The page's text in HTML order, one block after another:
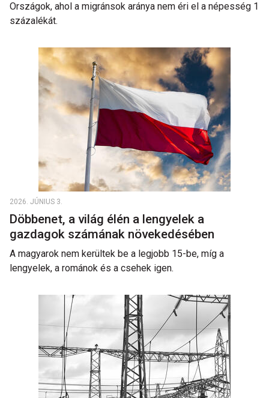
Országok, ahol a migránsok aránya nem éri el a népesség 1
százalékát.
2026. JÚNIUS 3.
Döbbenet, a világ élén a lengyelek a
gazdagok számának növekedésében
A magyarok nem kerültek be a legjobb 15-be, míg a
lengyelek, a románok és a csehek igen.